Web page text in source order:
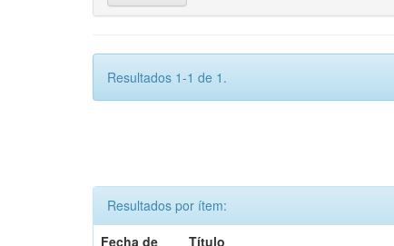
Resultados 1-1 de 1.
Resultados por ítem:
Fecha de
Título